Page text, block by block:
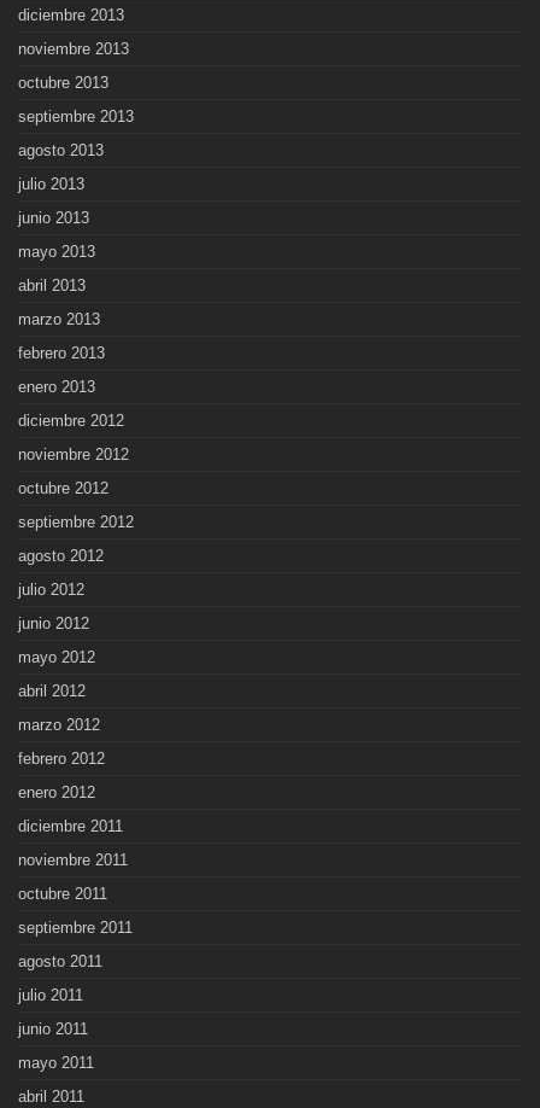
diciembre 2013
noviembre 2013
octubre 2013
septiembre 2013
agosto 2013
julio 2013
junio 2013
mayo 2013
abril 2013
marzo 2013
febrero 2013
enero 2013
diciembre 2012
noviembre 2012
octubre 2012
septiembre 2012
agosto 2012
julio 2012
junio 2012
mayo 2012
abril 2012
marzo 2012
febrero 2012
enero 2012
diciembre 2011
noviembre 2011
octubre 2011
septiembre 2011
agosto 2011
julio 2011
junio 2011
mayo 2011
abril 2011